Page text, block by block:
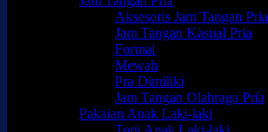
Aksesoris Jam Tangan Pria
Jam Tangan Kasual Pria
Formal
Mewah
Pra Dimiliki
Jam Tangan Olahraga Pria
Pakaian Anak Laki-laki